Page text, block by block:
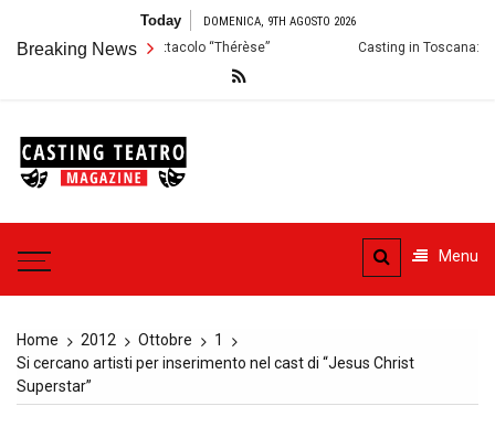
content
Today DOMENICA, 9TH AGOSTO 2026
Breaking News
per lo Spettacolo “Thérèse” Casting in Toscana: Si
teatrali
Menu
Home 2012 Ottobre
1
Si cercano artisti per inserimento nel cast di “Jesus Christ
Superstar”